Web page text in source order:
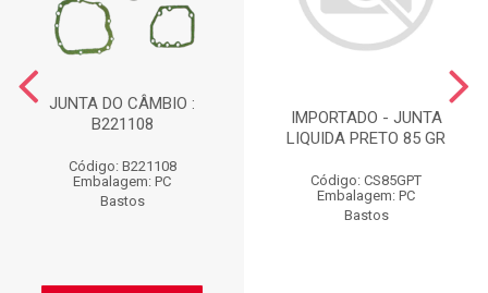
JUNTA DO CÂMBIO :
B221108
Código: B221108
Embalagem: PC
Bastos
IMPORTADO - JUNTA
LIQUIDA PRETO 85 GR
Código: CS85GPT
Embalagem: PC
Bastos